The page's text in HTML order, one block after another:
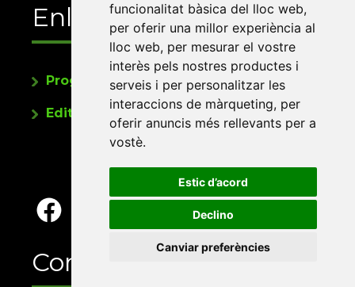
funcionalitat bàsica del lloc web,
per oferir una millor experiència al
lloc web, per mesurar el vostre
interès pels nostres productes i
serveis i per personalitzar les
interaccions de màrqueting, per
oferir anuncis més rellevants per a
vostè.
Estic d’acord
Declino
Canviar preferències
Enllaços
Programa de publicacions
Editorials universitàries a Twitter
Contacte